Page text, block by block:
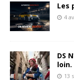
Les
4
DS
loin.
13